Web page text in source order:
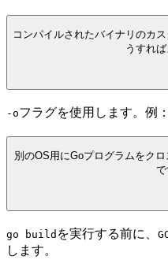
コンパイルされたバイナリのカ
うすれ
-oフラグを使用します。例：
別のOS用にGoプログラムをク
で
go build を実行する前に、
します。